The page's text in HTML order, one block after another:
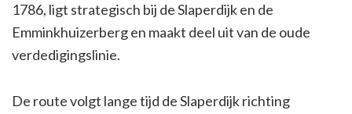
1786, ligt strategisch bij de Slaperdijk en de
Emminkhuizerberg en maakt deel uit van de oude
verdedigingslinie.
De route volgt lange tijd de Slaperdijk richting